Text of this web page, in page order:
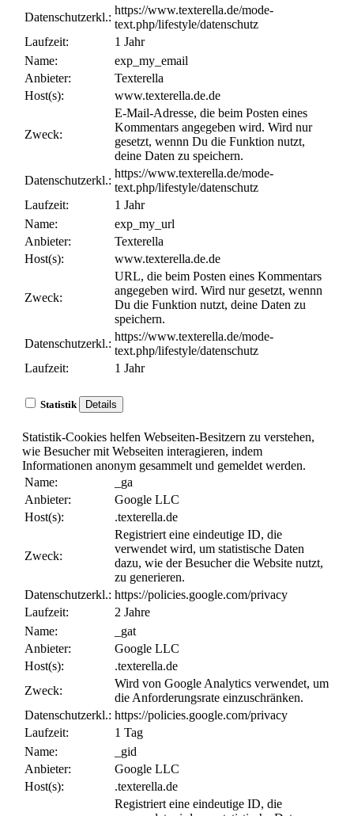
Datenschutzerkl.:
https://www.texterella.de/mode-
text.php/lifestyle/datenschutz
Laufzeit:
1 Jahr
Name:
exp_my_email
Anbieter:
Texterella
Host(s):
www.texterella.de.de
Zweck:
E-Mail-Adresse, die beim Posten eines
Kommentars angegeben wird. Wird nur
gesetzt, wennn Du die Funktion nutzt,
deine Daten zu speichern.
Datenschutzerkl.:
https://www.texterella.de/mode-
text.php/lifestyle/datenschutz
Laufzeit:
1 Jahr
Name:
exp_my_url
Anbieter:
Texterella
Host(s):
www.texterella.de.de
Zweck:
URL, die beim Posten eines Kommentars
angegeben wird. Wird nur gesetzt, wennn
Du die Funktion nutzt, deine Daten zu
speichern.
Datenschutzerkl.:
https://www.texterella.de/mode-
text.php/lifestyle/datenschutz
Laufzeit:
1 Jahr
Statistik Details
Statistik-Cookies helfen Webseiten-Besitzern zu verstehen,
wie Besucher mit Webseiten interagieren, indem
Informationen anonym gesammelt und gemeldet werden.
Name:
_ga
Anbieter:
Google LLC
Host(s):
.texterella.de
Zweck:
Registriert eine eindeutige ID, die
verwendet wird, um statistische Daten
dazu, wie der Besucher die Website nutzt,
zu generieren.
Datenschutzerkl.: https://policies.google.com/privacy
Laufzeit:
2 Jahre
Name:
_gat
Anbieter:
Google LLC
Host(s):
.texterella.de
Zweck:
Wird von Google Analytics verwendet, um
die Anforderungsrate einzuschränken.
Datenschutzerkl.: https://policies.google.com/privacy
Laufzeit:
1 Tag
Name:
_gid
Anbieter:
Google LLC
Host(s):
.texterella.de
Registriert eine eindeutige ID, die